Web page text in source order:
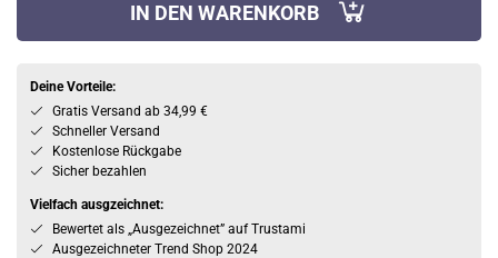
IN DEN WARENKORB
Deine Vorteile:
Gratis Versand ab 34,99 €
Schneller Versand
Kostenlose Rückgabe
Sicher bezahlen
Vielfach ausgzeichnet:
Bewertet als „Ausgezeichnet” auf Trustami
Ausgezeichneter Trend Shop 2024